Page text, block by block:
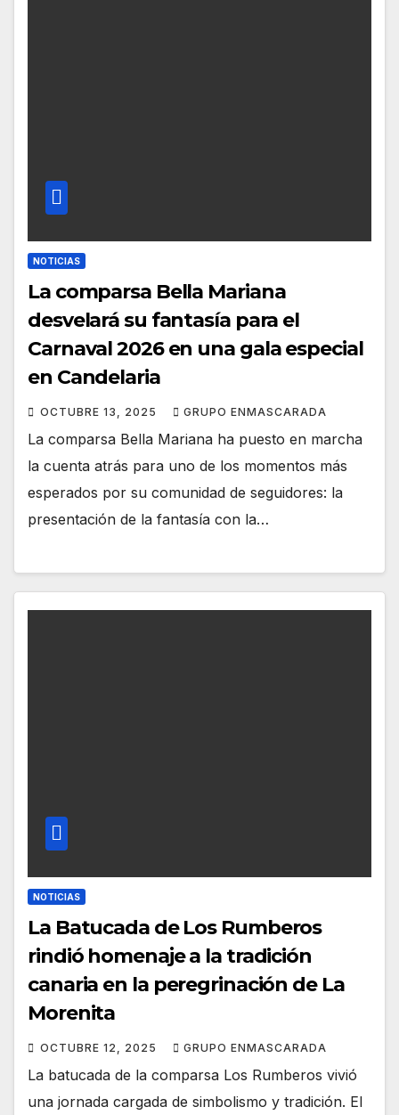
NOTICIAS
La comparsa Bella Mariana
desvelará su fantasía para el
Carnaval 2026 en una gala especial
en Candelaria
OCTUBRE 13, 2025 GRUPO ENMASCARADA
La comparsa Bella Mariana ha puesto en marcha
la cuenta atrás para uno de los momentos más
esperados por su comunidad de seguidores: la
presentación de la fantasía con la…
NOTICIAS
La Batucada de Los Rumberos
rindió homenaje a la tradición
canaria en la peregrinación de La
Morenita
OCTUBRE 12, 2025 GRUPO ENMASCARADA
La batucada de la comparsa Los Rumberos vivió
una jornada cargada de simbolismo y tradición. El